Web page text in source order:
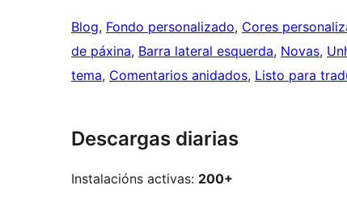
Blog, Fondo personalizado, Cores
de páxina, Barra lateral esquerda, Novas,
tema, Comentarios anidados, Listo para
Descargas diarias
Instalacións activas: 200+